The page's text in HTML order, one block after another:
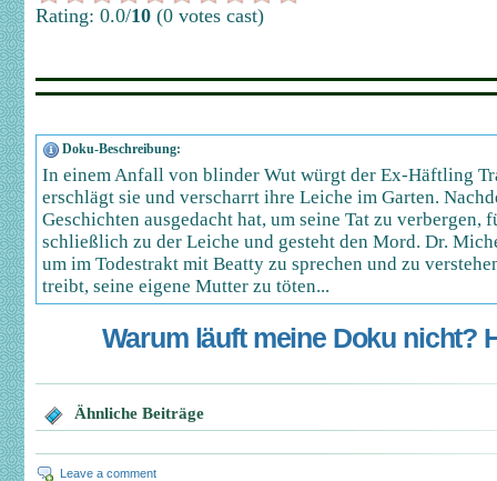
Rating: 0.0/10 (0 votes cast)
Doku-Beschreibung:
In einem Anfall von blinder Wut würgt der Ex-Häftling
erschlägt sie und verscharrt ihre Leiche im Garten.
Geschichten ausgedacht hat, um seine Tat zu verbergen,
schließlich zu der Leiche und gesteht den Mord. Dr.
um im Todestrakt mit Beatty zu sprechen und zu
treibt, seine eigene Mutter zu töten...
Warum läuft meine Doku nicht?
Ähnliche Beiträge
Leave a comment